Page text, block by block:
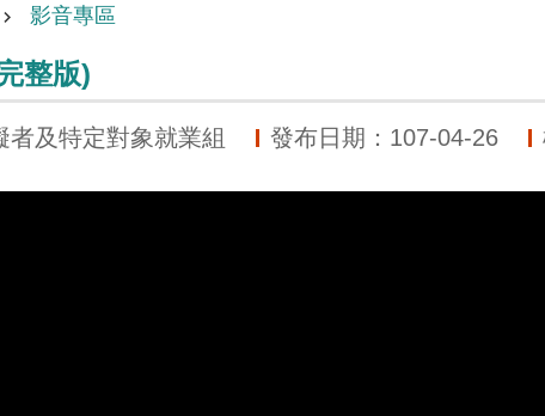
影音專區
整版)
及特定對象就業組 發布日期：107-04-26